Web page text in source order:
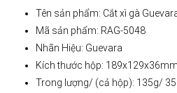
Tên sản phẩm: Cắt xì gà
Mã sản phẩm: RAG-5048
Nhãn Hiệu: Guevara
Kích thước hộp: 189x129x36mm
Trong lượng/ (cả hộp): 135g/